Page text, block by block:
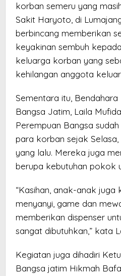
korban semeru yang
Sakit Haryoto, di
berbincang memberikan
keyakinan sembuh
keluarga korban yang
kehilangan anggota
Sementara itu,
Bangsa Jatim, Laila
Perempuan Bangsa
para korban sejak Selasa,
yang lalu. Mereka juga
berupa kebutuhan pokok
“Kasihan, anak-anak juga
menyanyi, game dan
memberikan dispenser
sangat dibutuhkan,” kata
Kegiatan juga dihadiri
Bangsa jatim Hikmah